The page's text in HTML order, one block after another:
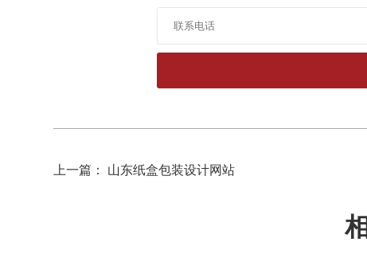
上一篇： 山东纸盒包装设计网站